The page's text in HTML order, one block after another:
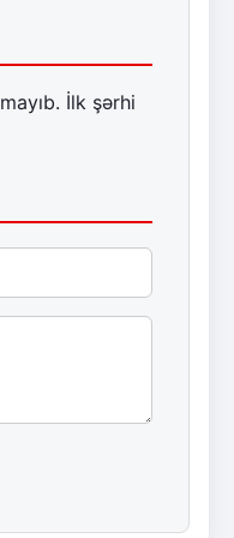
İlk şərhi